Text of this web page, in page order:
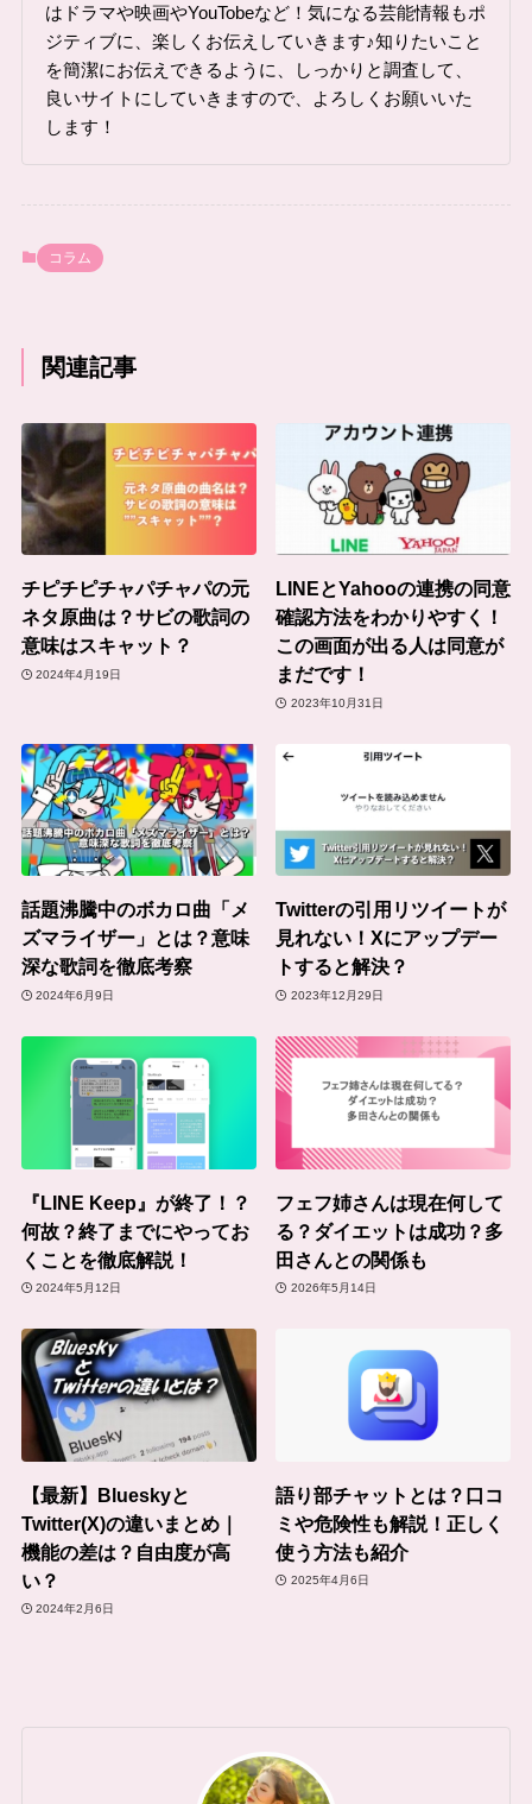
はドラマや映画やYouTobeなど！気になる芸能情報もポ
ジティブに、楽しくお伝えしていきます♪知りたいこと
を簡潔にお伝えできるように、しっかりと調査して、
良いサイトにしていきますので、よろしくお願いいた
します！
コラム
関連記事
チピチピチャパチャパの元
ネタ原曲は？サビの歌詞の
意味はスキャット？
2024年4月19日
LINEとYahooの連携の同意
確認方法をわかりやすく！
この画面が出る人は同意が
まだです！
2023年10月31日
話題沸騰中のボカロ曲「メ
ズマライザー」とは？意味
深な歌詞を徹底考察
2024年6月9日
Twitterの引用リツイートが
見れない！Xにアップデー
トすると解決？
2023年12月29日
『LINE Keep』が終了！？
何故？終了までにやってお
くことを徹底解説！
2024年5月12日
フェフ姉さんは現在何して
る？ダイエットは成功？多
田さんとの関係も
2026年5月14日
【最新】Blueskyと
Twitter(X)の違いまとめ｜
機能の差は？自由度が高
い？
2024年2月6日
語り部チャットとは？口コ
ミや危険性も解説！正しく
使う方法も紹介
2025年4月6日